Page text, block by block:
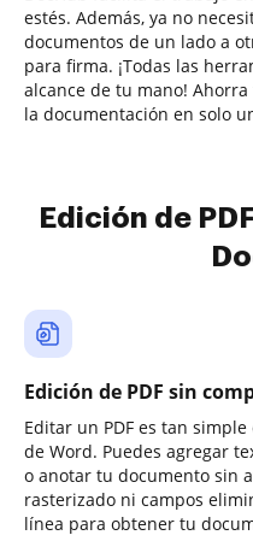
estés. Además, ya no
documentos de un lado a
para firma. ¡Todas las
alcance de tu mano!
la documentación en solo
Edición de
Edición de PDF sin
Editar un PDF es tan
de Word. Puedes agregar
o anotar tu documento sin
rasterizado ni campos
línea para obtener tu